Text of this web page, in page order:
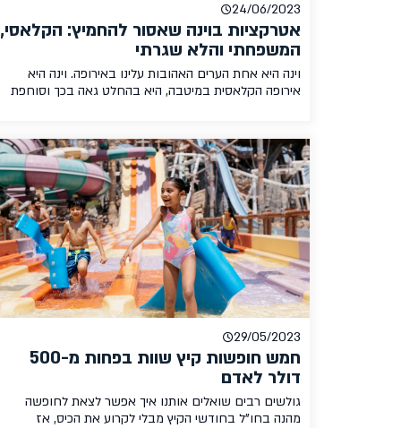
24/06/2023
אטרקציות בוינה שאסור להחמיץ: הקלאסי,
המשפחתי והלא שגרתי
וינה היא אחת הערים האהובות עלינו באירופה. וינה היא
אירופה הקלאסית במיטבה, היא בהחלט גאה בכך וסוחפת
ארמונות מדהימים, גנים חלומיים ושלל אטרקציות לכל טעם
וסגנון. לרוב מקובל לחשוב על וינה כעיר מאוד תרבותית
שפחות מתאימה למשפחות […]
29/05/2023
חמש חופשות קיץ שוות בפחות מ-500
דולר לאדם
גולשים רבים שואלים אותנו איך אפשר לצאת לחופשה
מהנה בחו"ל בחודשי הקיץ מבלי לקרוע את הכיס, אז